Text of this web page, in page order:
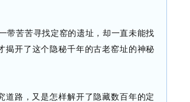
带苦苦寻找定窑的遗址，却一直未能找
揭开了这个隐秘千年的古老窑址的神秘
道路，又是怎样解开了隐藏数百年的定